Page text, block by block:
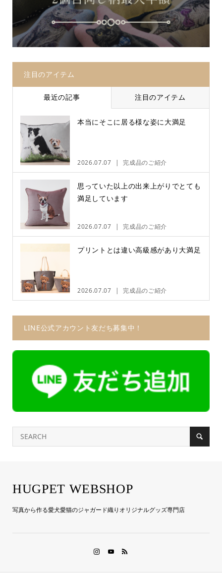
注目のアイテム
最近の記事 注目のアイテム
本当にそこに居る様な姿に大満足
2026.07.07 完成品のご紹介
思っていた以上の出来上がりでとても
満足しています
2026.07.07 完成品のご紹介
プリントとは違い高級感があり大満足
2026.07.07 完成品のご紹介
LINE公式アカウント友だち募集中！
HUGPET WEBSHOP
写真から作る愛犬愛猫のジャガード織りオリジナルグッズ専門店